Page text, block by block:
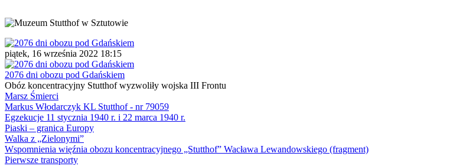
piątek, 16 września 2022 18:15
2076 dni obozu pod Gdańskiem
Obóz koncentracyjny Stutthof wyzwoliły wojska III Frontu
Marsz Śmierci
Markus Włodarczyk KL Stutthof - nr 79059
Egzekucje 11 stycznia 1940 r. i 22 marca 1940 r.
Piaski – granica Europy
Walka z „Zielonymi”
Wspomnienia więźnia obozu koncentracyjnego „Stutthof” Wacława Lewandowskiego (fragment)
Pierwsze transporty